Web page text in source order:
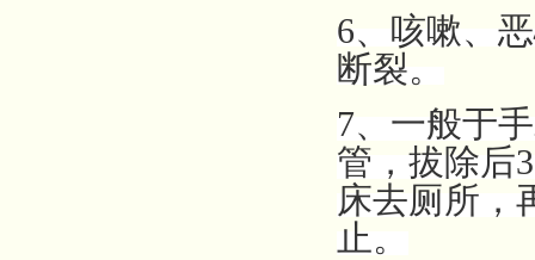
6、咳嗽、
断裂。
7、一般于
管，拔除后
床去厕所，
止。